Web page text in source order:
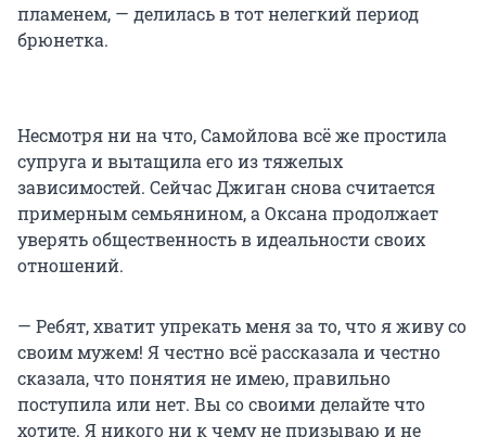
пламенем, — делилась в тот нелегкий период
брюнетка.
Несмотря ни на что, Самойлова всё же простила
супруга и вытащила его из тяжелых
зависимостей. Сейчас Джиган снова считается
примерным семьянином, а Оксана продолжает
уверять общественность в идеальности своих
отношений.
— Ребят, хватит упрекать меня за то, что я живу со
своим мужем! Я честно всё рассказала и честно
сказала, что понятия не имею, правильно
поступила или нет. Вы со своими делайте что
хотите. Я никого ни к чему не призываю и не